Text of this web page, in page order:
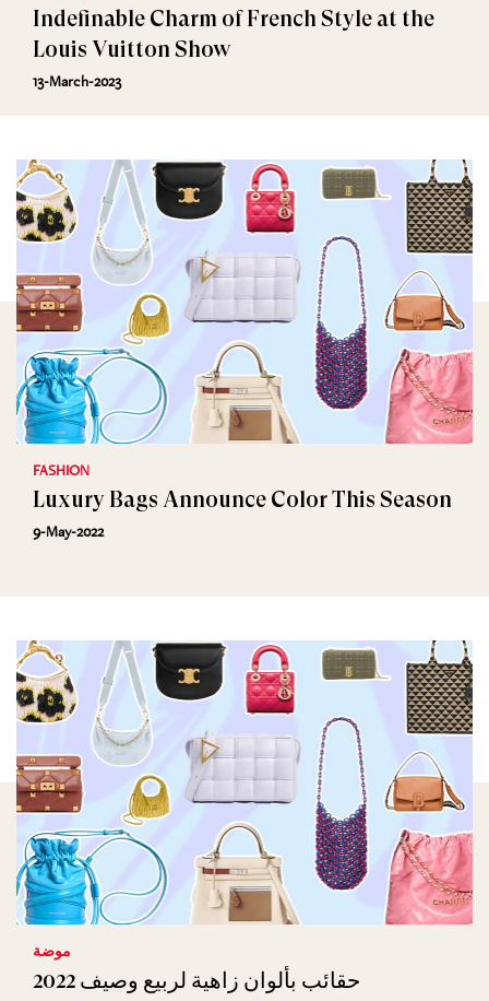
Indefinable Charm of French Style at the
Louis Vuitton Show
13-March-2023
FASHION
Luxury Bags Announce Color This Season
9-May-2022
موضة
حقائب بألوان زاهية لربيع وصيف 2022